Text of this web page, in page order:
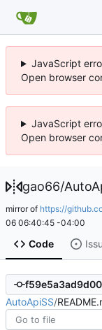
JavaScript
Open browser
JavaScript
Open browser
gao66/
mirror of https://
06 06:40:45 -04:00
Code
AutoApiSS/